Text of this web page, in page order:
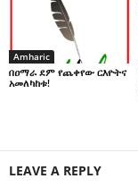
Amharic
በዐማራ ደም የጨቀየው ርእዮትና
አመለካከቱ!
LEAVE A REPLY